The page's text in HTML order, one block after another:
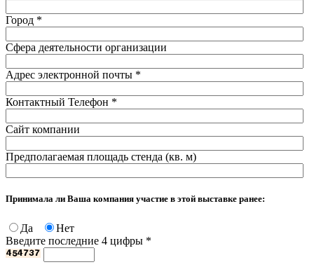
Город *
Сфера деятельности организации
Адрес электронной почты *
Контактный Телефон *
Сайт компании
Предполагаемая площадь стенда (кв. м)
Принимала ли Ваша компания участие в этой выставке ранее:
Да
Нет
Введите последние 4 цифры *